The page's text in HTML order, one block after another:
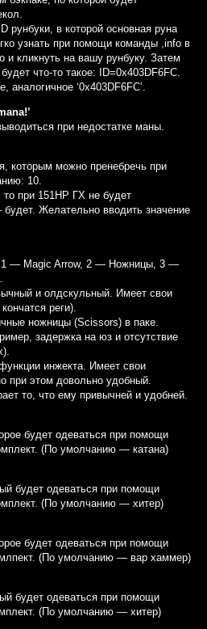
рунбуки, в которой основная руна
узнать при помощи команды ,info в
и кликнуть на вашу рунбуку. Затем
что-то такое: ID=0x403DF6FC.
аналогичное ‘0x403DF6FC’.
при недостатке маны.
которым можно пренебречь при
10.
при 151HP ГХ не будет
Желательно вводить значение
1 — Magic Arrow, 2 — Ножницы, 3 —
и олдскульный. Имеет свои
реги).
ножницы (Scissors) в паке.
задержка на юз и отсутствие
инжекта. Имеет свои
при этом довольно удобный.
то, что ему привычней и удобней.
будет одеваться при помощи
(По умолчанию — катана)
будет одеваться при помощи
(По умолчанию — хитер)
будет одеваться при помощи
(По умолчанию — вар хаммер)
будет одеваться при помощи
(По умолчанию — хитер)